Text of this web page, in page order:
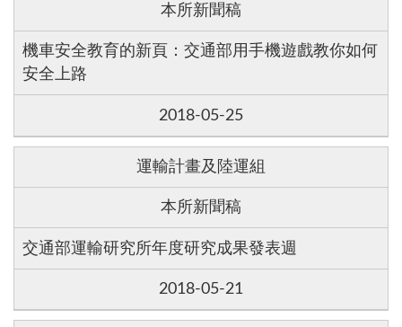
本所新聞稿
機車安全教育的新頁：交通部用手機遊戲教你如何
安全上路
2018-05-25
運輸計畫及陸運組
本所新聞稿
交通部運輸研究所年度研究成果發表週
2018-05-21